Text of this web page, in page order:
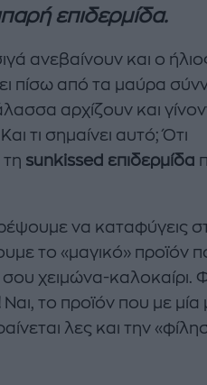
επιδερμίδα.
ανεβαίνουν και ο
πίσω από τα μαύρα
αρχίζουν και
τι σημαίνει αυτό; Ότι
τη sunkissed επιδερμίδα
να καταφύγεις
το «μαγικό» προϊόν
σου χειμώνα-καλοκαίρι.
Ναι, το προϊόν που με μία
λες και την
ΔΑΦΝΗ ΚΑΡΑΒΟΚΥΡΗ
Nτίνα Νικολάου: «Όταν
έπαθα την πρώτη κρίση
πανικού νόμιζα πως θα
πεθάνω»